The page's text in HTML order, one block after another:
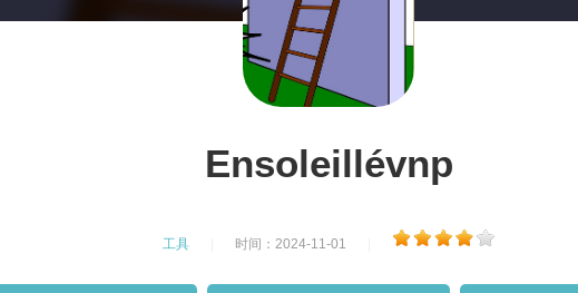
Ensoleillévnp
工具 时间：2024-11-01